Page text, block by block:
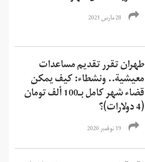
28 مارس 2021
طهران تقرر تقديم مساعدات
معيشية.. ونشطاء: كيف يمكن
قضاء شهر كامل بـ100 ألف تومان
(4 دولارات)؟
19 نوفمبر 2020